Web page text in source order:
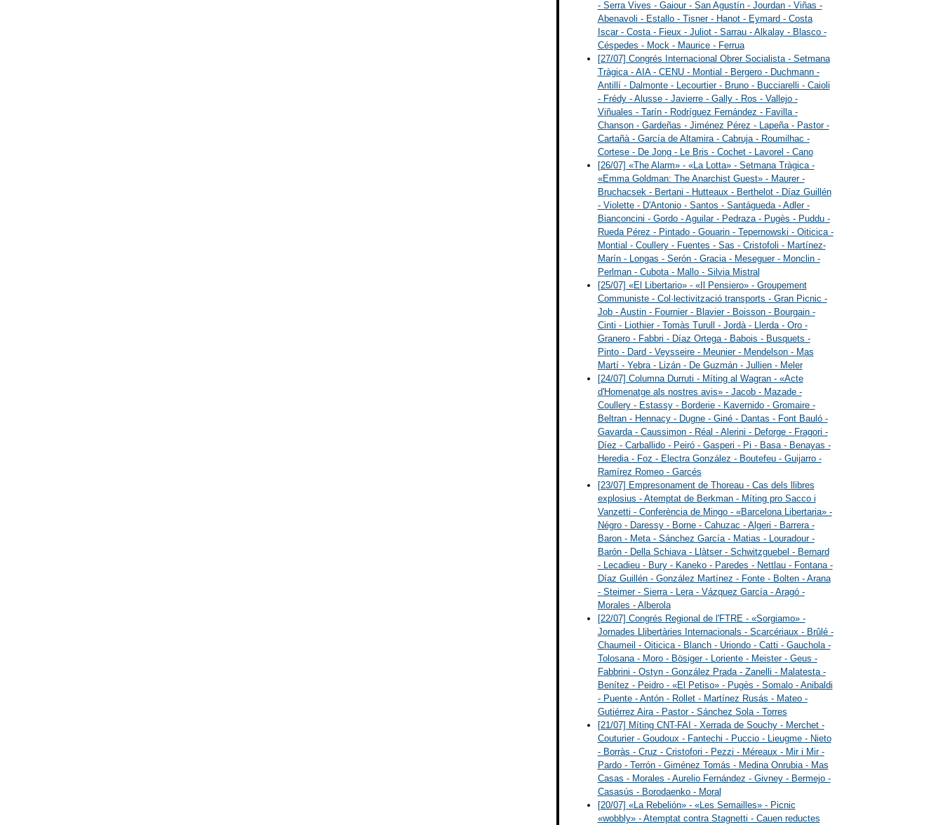
- Serra Vives - Gaiour - San Agustín - Jourdan - Viñas -
Abenavoli - Estallo - Tisner - Hanot - Eymard - Costa
Iscar - Costa - Fieux - Juliot - Sarrau - Alkalay - Blasco -
Céspedes - Mock - Maurice - Ferrua
[27/07] Congrés Internacional Obrer Socialista - Setmana
Tràgica - AIA - CENU - Montial - Bergero - Duchmann -
Antillí - Dalmonte - Lecourtier - Bruno - Bucciarelli - Caioli
- Frédy - Alusse - Javierre - Gally - Ros - Vallejo -
Viñuales - Tarín - Rodríguez Fernández - Favilla -
Chanson - Gardeñas - Jiménez Pérez - Lapeña - Pastor -
Cartañà - García de Altamira - Cabruja - Roumilhac -
Cortese - De Jong - Le Bris - Cochet - Lavorel - Cano
[26/07] «The Alarm» - «La Lotta» - Setmana Tràgica -
«Emma Goldman: The Anarchist Guest» - Maurer -
Bruchacsek - Bertani - Hutteaux - Berthelot - Díaz Guillén
- Violette - D'Antonio - Santos - Santágueda - Adler -
Bianconcini - Gordo - Aguilar - Pedraza - Pugès - Puddu -
Rueda Pérez - Pintado - Gouarin - Tepernowski - Oiticica -
Montial - Coullery - Fuentes - Sas - Cristofoli - Martínez-
Marín - Longas - Serón - Gracia - Meseguer - Monclin -
Perlman - Cubota - Mallo - Silvia Mistral
[25/07] «El Libertario» - «Il Pensiero» - Groupement
Communiste - Col·lectivització transports - Gran Picnic -
Job - Austin - Fournier - Blavier - Boisson - Bourgain -
Cinti - Liothier - Tomàs Turull - Jordà - Llerda - Oro -
Granero - Fabbri - Díaz Ortega - Babois - Busquets -
Pinto - Dard - Veysseire - Meunier - Mendelson - Mas
Martí - Yebra - Lizán - De Guzmán - Jullien - Meler
[24/07] Columna Durruti - Míting al Wagran - «Acte
d'Homenatge als nostres avis» - Jacob - Mazade -
Coullery - Estassy - Borderie - Kavernido - Gromaire -
Beltran - Hennacy - Dugne - Giné - Dantas - Font Bauló -
Gavarda - Caussimon - Réal - Alerini - Deforge - Fragori -
Díez - Carballido - Peiró - Gasperi - Pi - Basa - Benayas -
Heredia - Foz - Electra González - Boutefeu - Guijarro -
Ramírez Romeo - Garcés
[23/07] Empresonament de Thoreau - Cas dels llibres
explosius - Atemptat de Berkman - Míting pro Sacco i
Vanzetti - Conferència de Mingo - «Barcelona Libertaria» -
Négro - Daressy - Borne - Cahuzac - Algeri - Barrera -
Baron - Meta - Sánchez García - Matias - Louradour -
Barón - Della Schiava - Llàtser - Schwitzguebel - Bernard
- Lecadieu - Bury - Kaneko - Paredes - Nettlau - Fontana -
Díaz Guillén - González Martínez - Fonte - Bolten - Arana
- Steimer - Sierra - Lera - Vázquez García - Aragó -
Morales - Alberola
[22/07] Congrés Regional de l'FTRE - «Sorgiamo» -
Jornades Llibertàries Internacionals - Scarcériaux - Brûlé -
Chaumeil - Oiticica - Blanch - Uriondo - Catti - Gauchola -
Tolosana - Moro - Bösiger - Loriente - Meister - Geus -
Fabbrini - Ostyn - González Prada - Zanelli - Malatesta -
Benítez - Peidro - «El Petiso» - Pugès - Somalo - Anibaldi
- Puente - Antón - Rollet - Martínez Rusás - Mateo -
Gutiérrez Aira - Pastor - Sánchez Sola - Torres
[21/07] Míting CNT-FAI - Xerrada de Souchy - Merchet -
Couturier - Goudoux - Fantechi - Puccio - Lieugme - Nieto
- Borràs - Cruz - Cristofori - Pezzi - Méreaux - Mir i Mir -
Pardo - Terrón - Giménez Tomás - Medina Onrubia - Mas
Casas - Morales - Aurelio Fernández - Givney - Bermejo -
Casasús - Borodaenko - Moral
[20/07] «La Rebelión» - «Les Semailles» - Picnic
«wobbly» - Atemptat contra Stagnetti - Cauen reductes